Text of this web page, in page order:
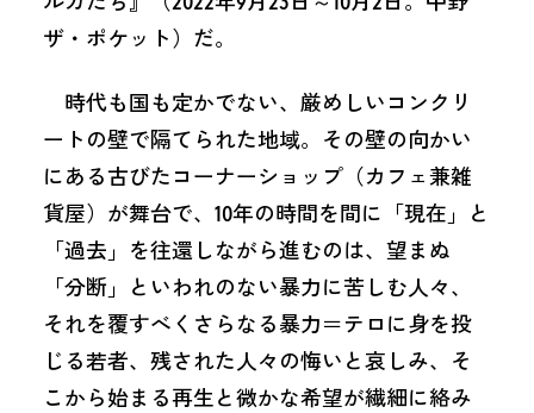
ザ・ポケット）だ。
時代も国も定かでない、厳めしいコンクリ
ートの壁で隔てられた地域。その壁の向かい
にある古びたコーナーショップ（カフェ兼雑
貨屋）が舞台で、10年の時間を間に「現在」と
「過去」を往還しながら進むのは、望まぬ
「分断」といわれのない暴力に苦しむ人々、
それを覆すべくさらなる暴力＝テロに身を投
じる若者、残された人々の悔いと哀しみ、そ
こから始まる再生と微かな希望が繊細に絡み